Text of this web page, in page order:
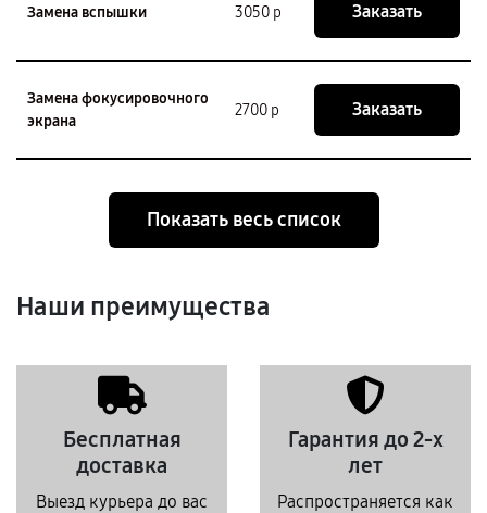
Замена вспышки 3050 р Заказать
Замена фокусировочного
экрана
2700 р Заказать
Показать весь список
Наши преимущества
Бесплатная
доставка
Выезд курьера до вас
Гарантия до 2-х
лет
Распространяется как